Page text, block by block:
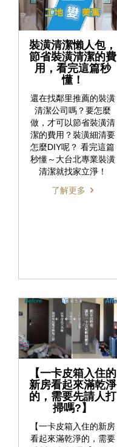
裝潢清潔懶人包，
節省裝潢清潔的費
用，看完這篇秒
懂！
還在找鄰里推薦的裝潢
清潔公司嗎？要怎麼
做，才可以節省裝潢清
潔的費用？裝潢細清要
怎麼DIY呢？ 看完這篇
秒懂～大台北專業裝潢
清潔就找家立淨！
了解更多
【一卡皮箱入住的
新房看起來滿乾淨
的，需要先請人打
掃嗎?】
【一卡皮箱入住的新房
看起來滿乾淨的，需要